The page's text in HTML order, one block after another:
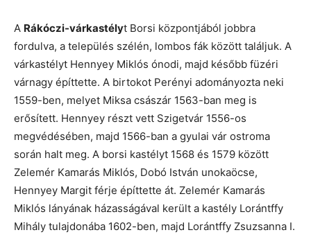
A Rákóczi-várkastélyt Borsi központjából jobbra
fordulva, a település szélén, lombos fák között találjuk. A
várkastélyt Hennyey Miklós ónodi, majd később füzéri
várnagy építtette. A birtokot Perényi adományozta neki
1559-ben, melyet Miksa császár 1563-ban meg is
erősített. Hennyey részt vett Szigetvár 1556-os
megvédésében, majd 1566-ban a gyulai vár ostroma
során halt meg. A borsi kastélyt 1568 és 1579 között
Zelemér Kamarás Miklós, Dobó István unokaöcse,
Hennyey Margit férje építtette át. Zelemér Kamarás
Miklós lányának házasságával került a kastély Lorántffy
Mihály tulajdonába 1602-ben, majd Lorántffy Zsuzsanna I.